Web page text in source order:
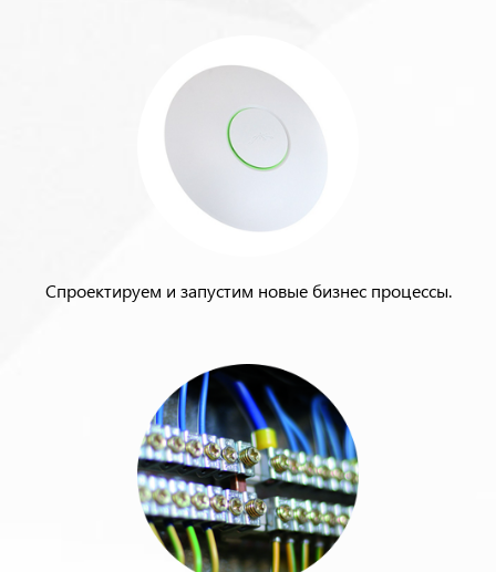
Спроектируем и запустим новые бизнес процессы.